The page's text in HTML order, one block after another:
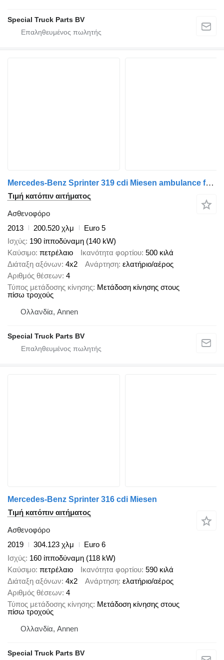
Special Truck Parts BV
Mercedes-Benz Sprinter 319 cdi Miesen ambulance full option 190 HP
Τιμή κατόπιν αιτήματος
Ασθενοφόρο
2013
200.520 χλμ
Euro 5
Ισχύς 190 ίπποδύναμη (140 kW)
Καύσιμο πετρέλαιο Ικανότητα φορτίου 500 κιλά
Διάταξη αξόνων 4x2 Ανάρτηση ελατήριο/αέρος
Αριθμός θέσεων 4
Τύπος μετάδοσης κίνησης Μετάδοση κίνησης στους
πίσω τροχούς
Ολλανδία, Annen
Special Truck Parts BV
Mercedes-Benz Sprinter 316 cdi Miesen
Τιμή κατόπιν αιτήματος
Ασθενοφόρο
2019
304.123 χλμ
Euro 6
Ισχύς 160 ίπποδύναμη (118 kW)
Καύσιμο πετρέλαιο Ικανότητα φορτίου 590 κιλά
Διάταξη αξόνων 4x2 Ανάρτηση ελατήριο/αέρος
Αριθμός θέσεων 4
Τύπος μετάδοσης κίνησης Μετάδοση κίνησης στους
πίσω τροχούς
Ολλανδία, Annen
Special Truck Parts BV